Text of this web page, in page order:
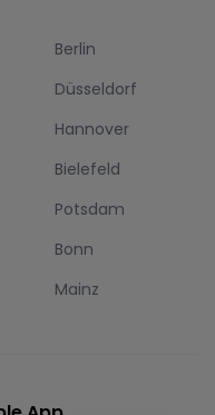
Berlin
Düsseldorf
Hannover
Bielefeld
Potsdam
Bonn
Mainz